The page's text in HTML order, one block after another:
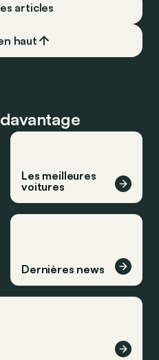
articles
haut
Les meilleures
voitures
Dernières news